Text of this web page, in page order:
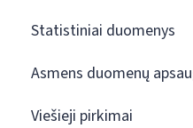
Statistiniai duomenys
Asmens duomenų
Viešieji pirkimai